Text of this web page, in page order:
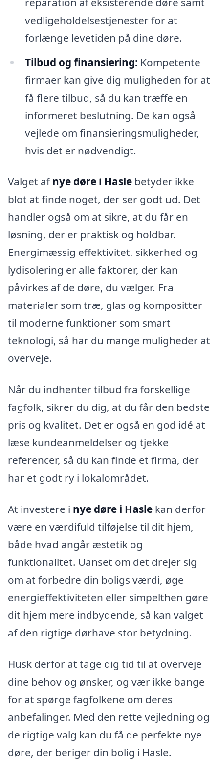
vedligeholdelsestjenester for at
forlænge levetiden på dine døre.
Tilbud og finansiering: Kompetente
firmaer kan give dig muligheden for at
få flere tilbud, så du kan træffe en
informeret beslutning. De kan også
vejlede om finansieringsmuligheder,
hvis det er nødvendigt.
Valget afnye døre i Hasle betyder ikke
blot at finde noget, der ser godt ud. Det
handler også om at sikre, at du får en
løsning, der er praktisk og holdbar.
Energimæssig effektivitet, sikkerhed og
lydisolering er alle faktorer, der kan
påvirkes af de døre, du vælger. Fra
materialer som træ, glas og kompositter
til moderne funktioner som smart
teknologi, så har du mange muligheder at
overveje.
Når du indhenter tilbud fra forskellige
fagfolk, sikrer du dig, at du får den bedste
pris og kvalitet. Det er også en god idé at
læse kundeanmeldelser og tjekke
referencer, så du kan finde et firma, der
har et godt ry i lokalområdet.
At investere i nye døre i Hasle kan derfor
være en værdifuld tilføjelse til dit hjem,
både hvad angår æstetik og
funktionalitet. Uanset om det drejer sig
om at forbedre din boligs værdi, øge
energieffektiviteten eller simpelthen gøre
dit hjem mere indbydende, så kan valget
af den rigtige dørhave stor betydning.
Husk derfor at tage dig tid til at overveje
dine behov og ønsker, og vær ikke bange
for at spørge fagfolkene om deres
anbefalinger. Med den rette vejledning og
de rigtige valg kan du få de perfekte nye
døre, der beriger din bolig i Hasle.